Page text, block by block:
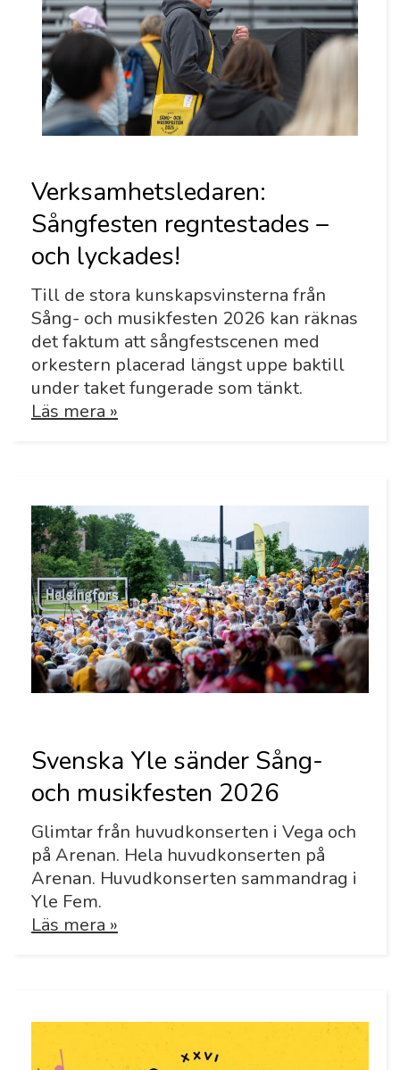
Verksamhetsledaren:
Sångfesten regntestades –
och lyckades!
Till de stora kunskapsvinsterna från
Sång- och musikfesten 2026 kan räknas
det faktum att sångfestscenen med
orkestern placerad längst uppe baktill
under taket fungerade som tänkt.
Läs mera »
Svenska Yle sänder Sång-
och musikfesten 2026
Glimtar från huvudkonserten i Vega och
på Arenan. Hela huvudkonserten på
Arenan. Huvudkonserten sammandrag i
Yle Fem.
Läs mera »